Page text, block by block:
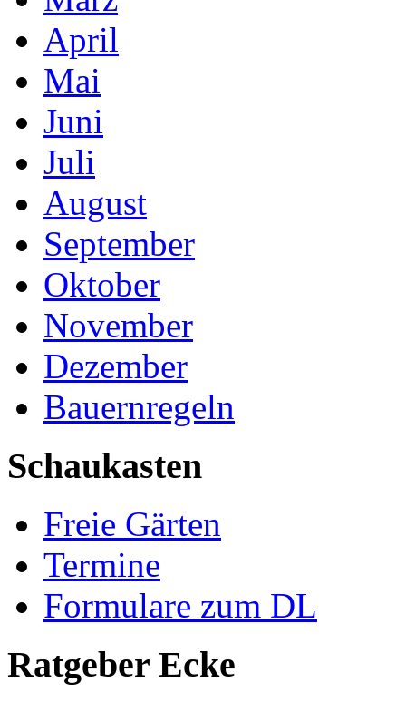
April
Mai
Juni
Juli
August
September
Oktober
November
Dezember
Bauernregeln
Schaukasten
Freie Gärten
Termine
Formulare zum DL
Ratgeber Ecke